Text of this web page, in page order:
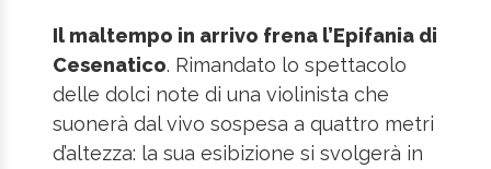
Il maltempo in arrivo frena l’Epifania di
Cesenatico. Rimandato lo spettacolo
delle dolci note di una violinista che
suonerà dal vivo sospesa a quattro metri
d’altezza: la sua esibizione si svolgerà in